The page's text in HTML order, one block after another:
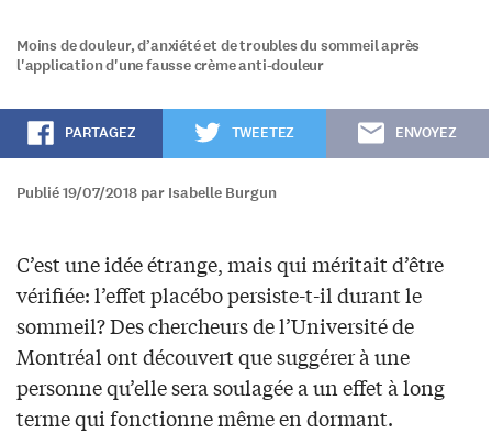
Moins de douleur, d’anxiété et de troubles du sommeil après
l'application d'une fausse crème anti-douleur
PARTAGEZ TWEETEZ ENVOYEZ
Publié 19/07/2018 par Isabelle Burgun
C’est une idée étrange, mais qui méritait d’être
vérifiée: l’effet placébo persiste-t-il durant le
sommeil? Des chercheurs de l’Université de
Montréal ont découvert que suggérer à une
personne qu’elle sera soulagée a un effet à long
terme qui fonctionne même en dormant.